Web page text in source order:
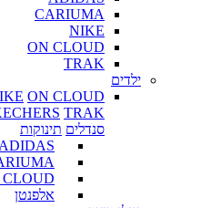
CARIUMA
NIKE
ON CLOUD
TRAK
ילדים
ON CLOUD
TRAK
סנדלים תינוקות
ADIDAS
CLOUD
אלפנטן